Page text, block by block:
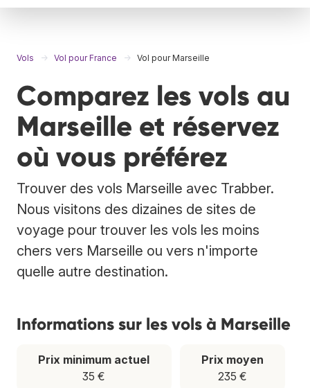
Vols Vol pour France Vol pour Marseille
Comparez les vols au
Marseille et réservez
où vous préférez
Trouver des vols Marseille avec Trabber.
Nous visitons des dizaines de sites de
voyage pour trouver les vols les moins
chers vers Marseille ou vers n'importe
quelle autre destination.
Informations sur les vols à Marseille
Prix minimum actuel
35 €
Prix moyen
235 €